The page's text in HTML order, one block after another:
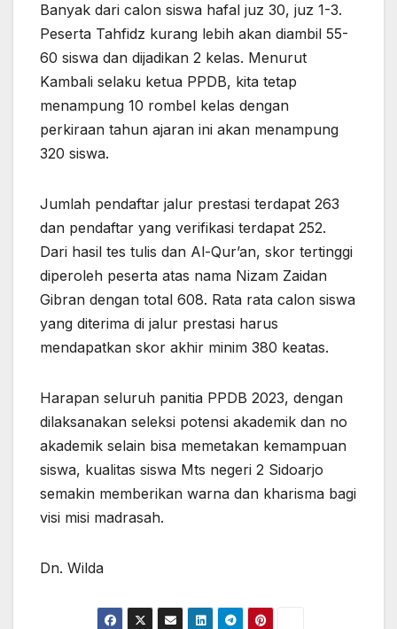
Banyak dari calon siswa hafal juz 30, juz 1-3.
Peserta Tahfidz kurang lebih akan diambil 55-
60 siswa dan dijadikan 2 kelas. Menurut
Kambali selaku ketua PPDB, kita tetap
menampung 10 rombel kelas dengan
perkiraan tahun ajaran ini akan menampung
320 siswa.
Jumlah pendaftar jalur prestasi terdapat 263
dan pendaftar yang verifikasi terdapat 252.
Dari hasil tes tulis dan Al-Qur’an, skor tertinggi
diperoleh peserta atas nama Nizam Zaidan
Gibran dengan total 608. Rata rata calon siswa
yang diterima di jalur prestasi harus
mendapatkan skor akhir minim 380 keatas.
Harapan seluruh panitia PPDB 2023, dengan
dilaksanakan seleksi potensi akademik dan no
akademik selain bisa memetakan kemampuan
siswa, kualitas siswa Mts negeri 2 Sidoarjo
semakin memberikan warna dan kharisma bagi
visi misi madrasah.
Dn. Wilda